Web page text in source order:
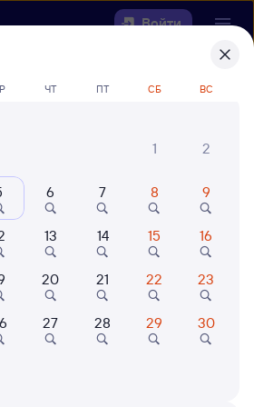
Войти
чтобы найтиж/д
Звеньевой
42 млн путешествуют с
ЧТ ПТ СБ ВС
1
2
6 7 8 9
13 14 15 16
20 21 22 23
27 28 29 30